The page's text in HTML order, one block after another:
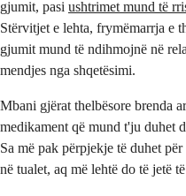
gjumit, pasi ushtrimet mund të
Stërvitjet e lehta, frymëmarrja e
gjumit mund të ndihmojnë në
mendjes nga shqetësimi.
Mbani gjërat thelbësore brenda
medikament që mund t'ju duhet
Sa më pak përpjekje të duhet
në tualet, aq më lehtë do të jetë